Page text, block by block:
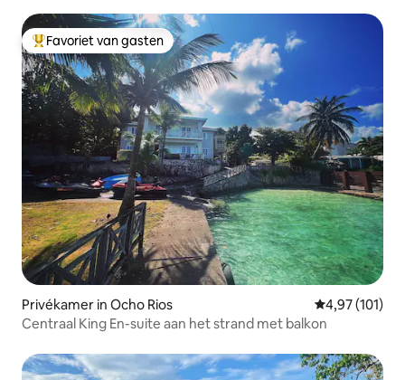
Topfavoriet van gasten
Favoriet van gasten
Privékamer in Ocho Rios Gemiddelde
4,97 (101)
Centraal King En-suite aan het strand met balkon